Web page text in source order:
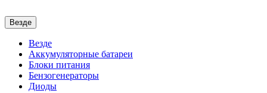
Везде
Везде
Аккумуляторные батареи
Блоки питания
Бензогенераторы
Диоды